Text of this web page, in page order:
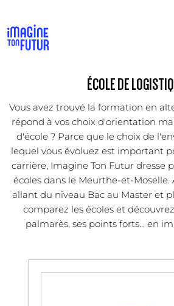
ÉCOLE DE
Vous avez trouvé la formation en
répond à vos choix d'orientation
d'école ? Parce que le choix de
lequel vous évoluez est important
carrière, Imagine Ton Futur dresse
écoles dans le Meurthe-et-Moselle.
allant du niveau Bac au Master et
comparez les écoles et
palmarès, ses points forts... en